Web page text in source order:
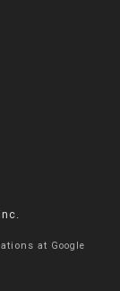
at Google